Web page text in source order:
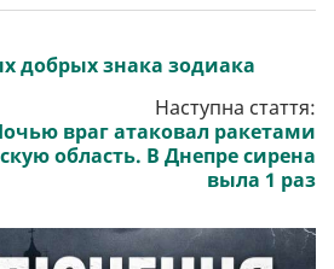
добрых знака зодиака
Наступна стаття:
враг атаковал ракетами
область. В Днепре сирена
выла 1 раз